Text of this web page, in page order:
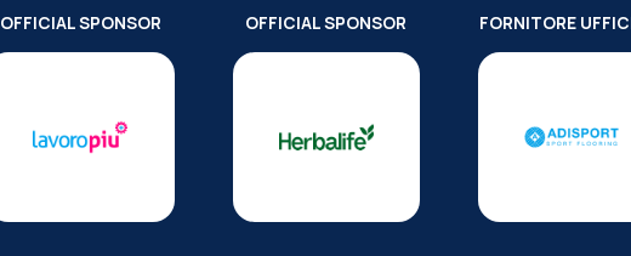
OFFICIAL SPONSOR OFFICIAL SPONSOR FORNITORE